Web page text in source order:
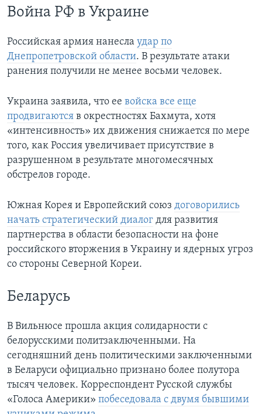
Война РФ в Украине
Российская армия нанесла удар по
Днепропетровской области. В результате атаки
ранения получили не менее восьми человек.
Украина заявила, что ее войска все еще
продвигаются в окрестностях Бахмута, хотя
«интенсивность» их движения снижается по мере
того, как Россия увеличивает присутствие в
разрушенном в результате многомесячных
обстрелов городе.
Южная Корея и Европейский союз договорились
начать стратегический диалог для развития
партнерства в области безопасности на фоне
российского вторжения в Украину и ядерных угроз
со стороны Северной Кореи.
Беларусь
В Вильнюсе прошла акция солидарности с
белорусскими политзаключенными. На
сегодняшний день политическими заключенными
в Беларуси официально признано более полутора
тысяч человек. Корреспондент Русской службы
«Голоса Америки» побеседовала с двумя бывшими